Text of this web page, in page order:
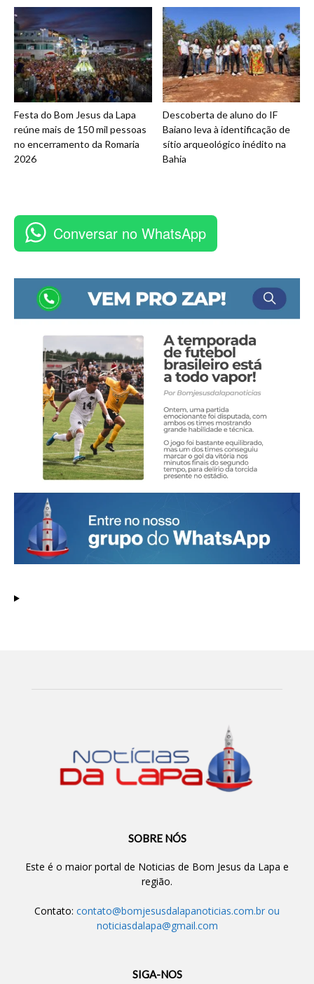
Festa do Bom Jesus da Lapa
reúne mais de 150 mil pessoas
no encerramento da Romaria
2026
Descoberta de aluno do IF
Baiano leva à identificação de
sítio arqueológico inédito na
Bahia
Conversar no WhatsApp
SOBRE NÓS
Este é o maior portal de Noticias de Bom Jesus da Lapa e
região.
Contato: contato@bomjesusdalapanoticias.com.br ou
noticiasdalapa@gmail.com
SIGA-NOS